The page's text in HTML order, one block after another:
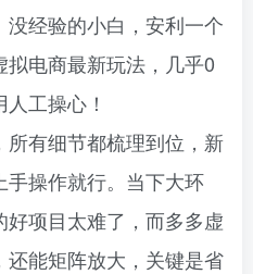
经验的小白，安利一个
电商最新玩法，几乎0
工操心！
有细节都梳理到位，新
操作就行。当下大环
项目太难了，而多多虚
能矩阵放大，关键是省